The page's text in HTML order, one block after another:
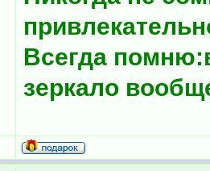
Всегда
зеркало